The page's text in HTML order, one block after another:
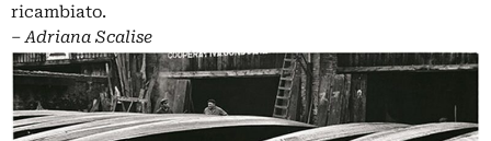
ricambiato.
‒Adriana Scalise